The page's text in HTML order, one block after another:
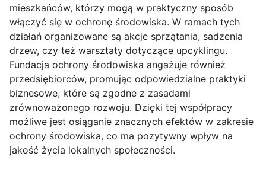
mieszkańców, którzy mogą w praktyczny sposób
włączyć się w ochronę środowiska. W ramach tych
działań organizowane są akcje sprzątania, sadzenia
drzew, czy też warsztaty dotyczące upcyklingu.
Fundacja ochrony środowiska angażuje również
przedsiębiorców, promując odpowiedzialne praktyki
biznesowe, które są zgodne z zasadami
zrównoważonego rozwoju. Dzięki tej współpracy
możliwe jest osiąganie znacznych efektów w zakresie
ochrony środowiska, co ma pozytywny wpływ na
jakość życia lokalnych społeczności.